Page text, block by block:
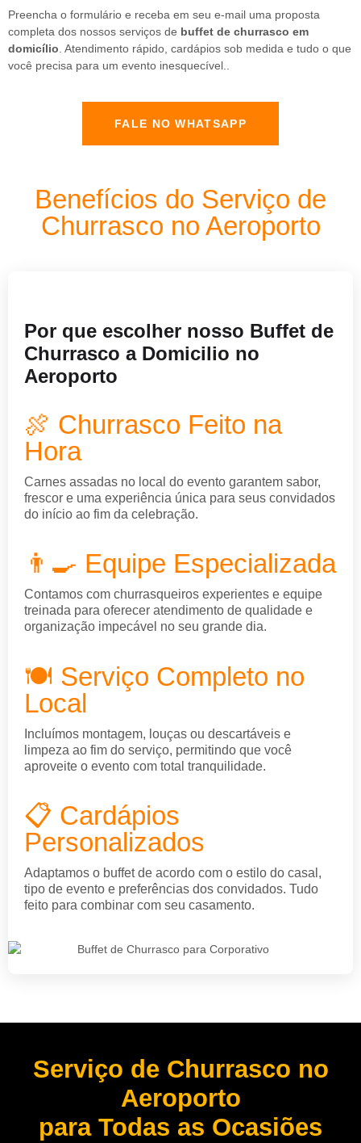
Preencha o formulário e receba em seu e-mail uma proposta
completa dos nossos serviços de buffet de churrasco em
domicílio . Atendimento rápido, cardápios sob medida e tudo o que
você precisa para um evento inesquecível..
FALE NO WHATSAPP
Benefícios do Serviço de
Churrasco no Aeroporto
Por que escolher nosso Buffet de
Churrasco a Domicilio no
Aeroporto
🍖 Churrasco Feito na
Hora
Carnes assadas no local do evento garantem sabor,
frescor e uma experiência única para seus convidados
do início ao fim da celebração.
👨‍🍳 Equipe Especializada
Contamos com churrasqueiros experientes e equipe
treinada para oferecer atendimento de qualidade e
organização impecável no seu grande dia.
🍽️ Serviço Completo no
Local
Incluímos montagem, louças ou descartáveis e
limpeza ao fim do serviço, permitindo que você
aproveite o evento com total tranquilidade.
📋 Cardápios
Personalizados
Adaptamos o buffet de acordo com o estilo do casal,
tipo de evento e preferências dos convidados. Tudo
feito para combinar com seu casamento.
Serviço de Churrasco no
Aeroporto
para Todas as Ocasiões